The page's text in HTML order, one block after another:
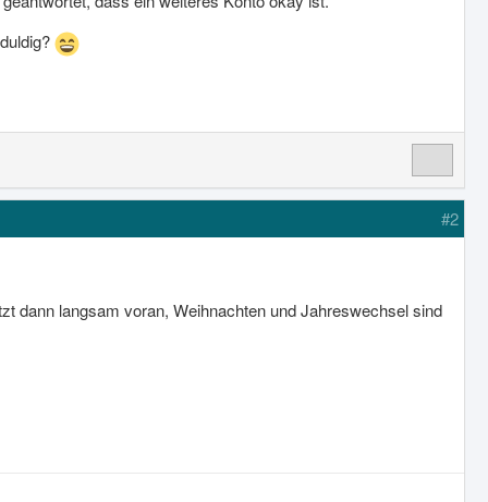
#2
dann langsam voran, Weihnachten und Jahreswechsel sind